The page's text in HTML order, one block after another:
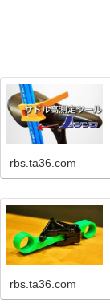
rbs.ta36.com
rbs.ta36.com